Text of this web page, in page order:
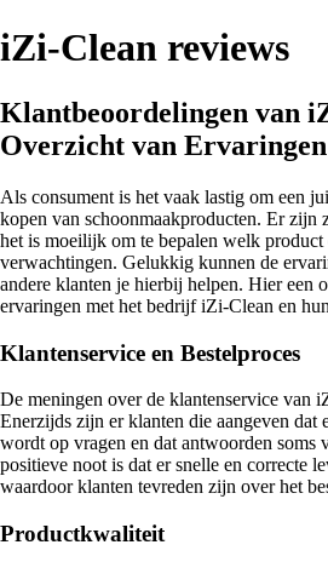
iZi-Clean reviews
Klantbeoordelingen van
Overzicht van Ervaringen
Als consument is het vaak lastig om een
kopen van schoonmaakproducten. Er zijn
het is moeilijk om te bepalen welk product
verwachtingen. Gelukkig kunnen de
andere klanten je hierbij helpen. Hier een
ervaringen met het bedrijf iZi-Clean en
Klantenservice en Bestelproces
De meningen over de klantenservice van
Enerzijds zijn er klanten die aangeven dat
wordt op vragen en dat antwoorden soms
positieve noot is dat er snelle en correcte
waardoor klanten tevreden zijn over het
Productkwaliteit